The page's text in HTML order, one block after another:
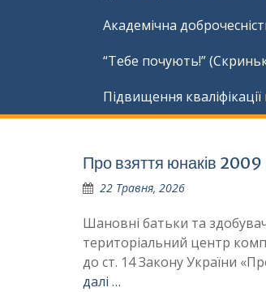
Академічна
“Тебе почують!”
Підвищення
Про взяття юнаків 2009
22 Травня, 2026
Шановні батьки та
територіальний центр
до ст. 14 Закону України
далі …